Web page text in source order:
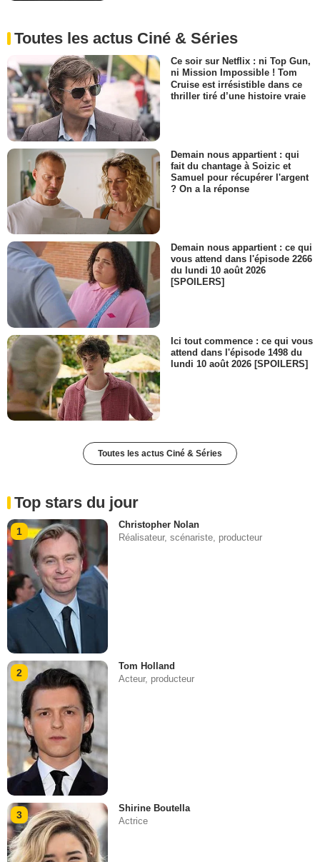
Toutes les actus Ciné & Séries
Ce soir sur Netflix : ni Top Gun,
ni Mission Impossible ! Tom
Cruise est irrésistible dans ce
thriller tiré d’une histoire vraie
Demain nous appartient : qui
fait du chantage à Soizic et
Samuel pour récupérer l'argent
? On a la réponse
Demain nous appartient : ce qui
vous attend dans l'épisode 2266
du lundi 10 août 2026
[SPOILERS]
Ici tout commence : ce qui vous
attend dans l'épisode 1498 du
lundi 10 août 2026 [SPOILERS]
Toutes les actus Ciné & Séries
Top stars du jour
1
Christopher Nolan
Réalisateur, scénariste, producteur
2
Tom Holland
Acteur, producteur
3
Shirine Boutella
Actrice